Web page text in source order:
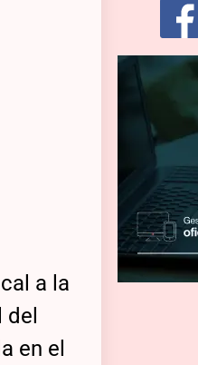
a la
en el